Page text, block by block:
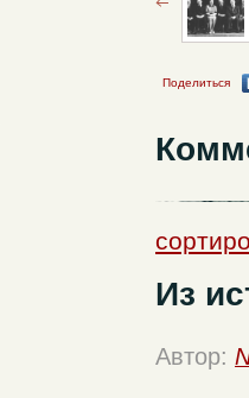
Поделиться
Из
Автор: